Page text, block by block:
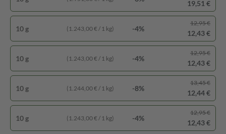
19,51 €
10 g (1.243,00 € / 1 kg) -4%
12,95 €
12,43 €
10 g (1.243,00 € / 1 kg) -4%
12,95 €
12,43 €
10 g (1.244,00 € / 1 kg) -8%
13,45 €
12,44 €
10 g (1.243,00 € / 1 kg) -4%
12,95 €
12,43 €